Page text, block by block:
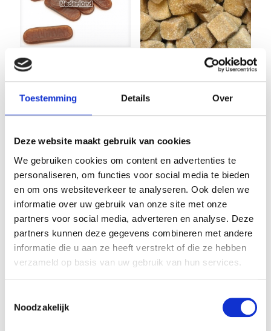
Toestemming Details Over
Deze website maakt gebruik van cookies
We gebruiken cookies om content en advertenties te
personaliseren, om functies voor social media te bieden
en om ons websiteverkeer te analyseren. Ook delen we
informatie over uw gebruik van onze site met onze
partners voor social media, adverteren en analyse. Deze
partners kunnen deze gegevens combineren met andere
informatie die u aan ze heeft verstrekt of die ze hebben
verzameld op basis van uw gebruik van hun services.
Noodzakelijk
Repen
Matthijs 1
Zoute
Griotten
500 gram